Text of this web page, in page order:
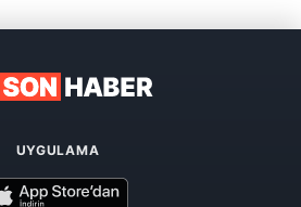
UYGULAMA